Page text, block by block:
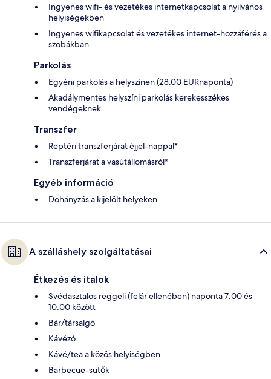
Ingyenes wifi- és vezetékes internetkapcsolat a nyilvános
helyiségekben
Ingyenes wifikapcsolat és vezetékes internet-hozzáférés a
szobákban
Parkolás
Egyéni parkolás a helyszínen (28.00 EURnaponta)
Akadálymentes helyszíni parkolás kerekesszékes
vendégeknek
Transzfer
Reptéri transzferjárat éjjel-nappal*
Transzferjárat a vasútállomásról*
Egyéb információ
Dohányzás a kijelölt helyeken
A szálláshely szolgáltatásai
Étkezés és italok
Svédasztalos reggeli (felár ellenében) naponta 7:00 és
10:00 között
Bár/társalgó
Kávézó
Kávé/tea a közös helyiségben
Barbecue-sütők